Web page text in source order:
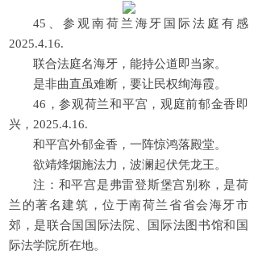
45、参观南荷兰海牙国际法庭有感
2025.4.16.
联合法庭名海牙，能持公道即当家。
是非曲直虽难断，要让民权绚海霞。
46，参观荷兰和平宫，观庭前郁金香即
兴，2025.4.16.
和平宫外郁金香，一阵惊鸿落殿堂。
欲靖烽烟施法力，波澜起伏凭龙王。
注：和平宫是弗雷登斯堡宫别称，是荷
兰的著名建筑，位于南荷兰省省会海牙市
郊，是联合国国际法院、国际法图书馆和国
际法学院所在地。